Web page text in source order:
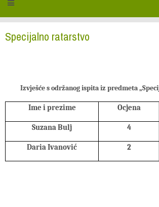
Specijalno ratarstvo
Izvješće s održanog ispita iz predmeta
Ime i prezime Ocjena
Suzana Bulj 4
Daria Ivanović 2